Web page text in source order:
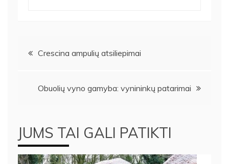
Navigacija
Crescina ampulių atsiliepimai
Obuolių vyno gamyba: vynininkų patarimai
JUMS TAI GALI PATIKTI